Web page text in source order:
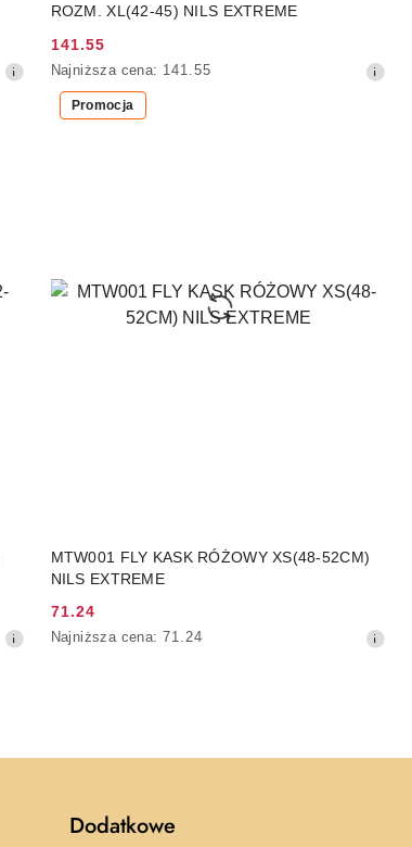
ROZM. XL(42-45) NILS EXTREME
Cena
promocyjna:
141.55
Najniższa
cena
Najniższa cena: 141.55
MTW001 FLY KASK RÓŻOWY XS(48-52CM)
NILS EXTREME
Cena
promocyjna:
71.24
Najniższa
Najniższa cena: 71.24
Promocja
DO KOSZYKA
Dodatkowe